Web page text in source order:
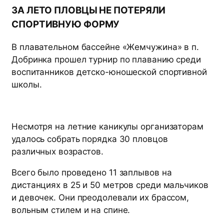
ЗА ЛЕТО ПЛОВЦЫ НЕ ПОТЕРЯЛИ
СПОРТИВНУЮ ФОРМУ
В плавательном бассейне «Жемчужина» в п.
Добринка прошел турнир по плаванию среди
воспитанников детско-юношеской спортивной
школы.
Несмотря на летние каникулы организаторам
удалось собрать порядка 30 пловцов
различных возрастов.
Всего было проведено 11 заплывов на
дистанциях в 25 и 50 метров среди мальчиков
и девочек. Они преодолевали их брассом,
вольным стилем и на спине.